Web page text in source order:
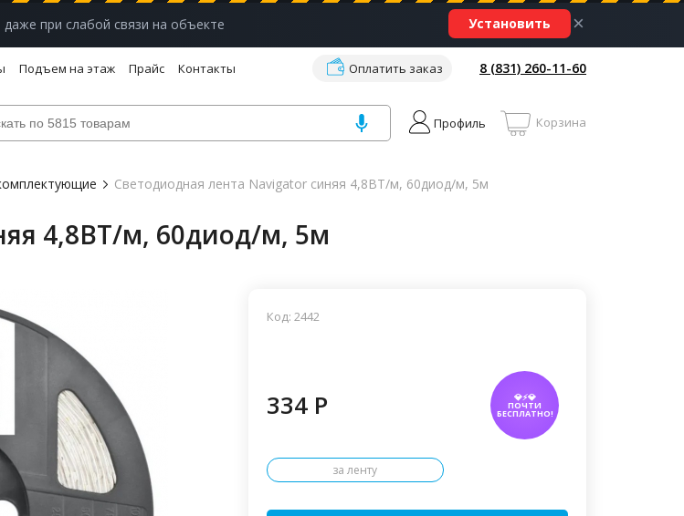
при слабой связи на объекте Установить ×
Подъем на этаж Прайс Контакты Оплатить заказ 8 (831) 260-11-60
Профиль Корзина
Светодиодная лента Navigator синяя 4,8ВТ/м, 60диод/м, 5м
4,8ВТ/м, 60диод/м, 5м
Код: 2442
334 P 💎⚡💎
ПОЧТИ
БЕСПЛАТНО!
за ленту